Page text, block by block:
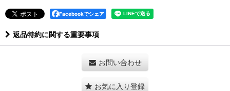
Facebookでシェア
返品特約に関する重要事項
お問い合わせ
お気に入り登録